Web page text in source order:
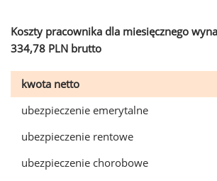
Koszty pracownika dla miesięcznego
334,78 PLN brutto
kwota netto
ubezpieczenie emerytalne
ubezpieczenie rentowe
ubezpieczenie chorobowe